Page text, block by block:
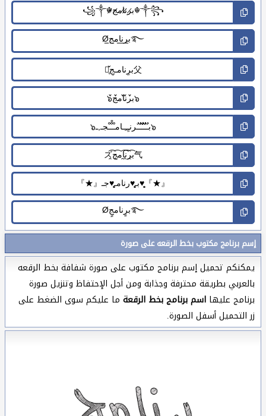
إسم برنامج مكتوب بخط الرقعه على صورة
يمكنكم تحميل إسم برنامج مكتوب على صورة شفافة بخط الرقعه
بالعربي بطريقة محترفة وجذابة ومن أجل الإحتفاظ وتنزيل صورة
برنامج عليها اسم برنامج بخط الرقعة ما عليكم سوى الضغط على
زر التحميل أسفل الصورة.